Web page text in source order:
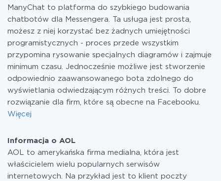
informacji o taryfach.
ManyChat to platforma do szybkiego budowania
chatbotów dla Messengera. Ta usługa jest prosta,
możesz z niej korzystać bez żadnych umiejętności
programistycznych - proces przede wszystkim
przypomina rysowanie specjalnych diagramów i zajmuje
minimum czasu. Jednocześnie możliwe jest stworzenie
odpowiednio zaawansowanego bota zdolnego do
wyświetlania odwiedzającym różnych treści. To dobre
rozwiązanie dla firm, które są obecne na Facebooku.
Więcej
Informacja o AOL
AOL to amerykańska firma medialna, która jest
właścicielem wielu popularnych serwisów
internetowych. Na przykład jest to klient poczty